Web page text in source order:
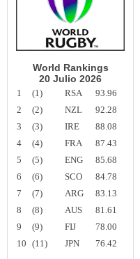
World Rankings
20 Julio 2026
1 (1) RSA
93.96
2
(2) NZL
92.28
3
(3) IRE
88.08
4
(4) FRA
87.43
5
(5) ENG
85.68
6
(6) SCO
84.78
7
(7) ARG
83.13
8
(8) AUS
81.61
9
(9) FIJ
78.00
10 (11) JPN 76.42